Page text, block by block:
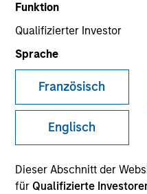
Funktion
Qualifizierter Investor
Sprache
Französisch
Englisch
Dieser Abschnitt der
für Qualifizierte